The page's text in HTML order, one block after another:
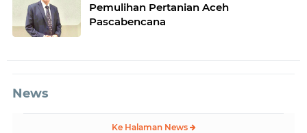
Pemulihan Pertanian Aceh
Pascabencana
News
Ke Halaman News